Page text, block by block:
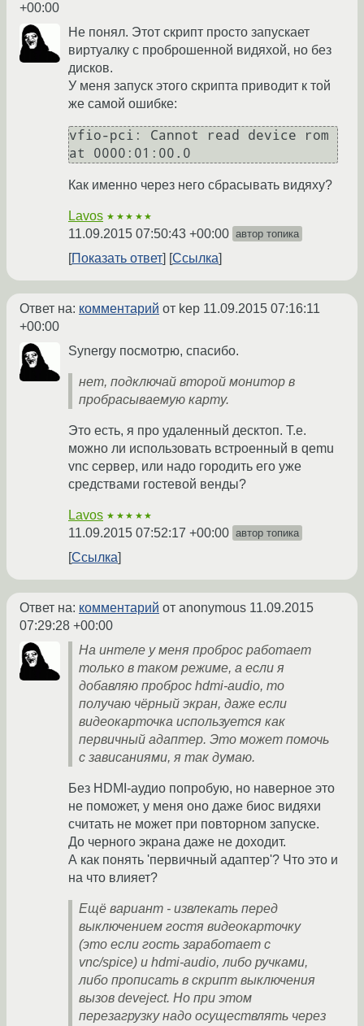
+00:00
Не понял. Этот скрипт просто запускает
виртуалку с проброшенной видяхой, но без
дисков.
У меня запуск этого скрипта приводит к той
же самой ошибке:
vfio-pci: Cannot read device rom
Как именно через него сбрасывать видяху?
Lavos ★★★★★
11.09.2015 07:50:43 +00:00 автор топика
Показать ответ Ссылка
Ответ на: комментарий от kep 11.09.2015 07:16:11
+00:00
Synergy посмотрю, спасибо.
нет, подключай второй монитор в
пробрасываемую карту.
Это есть, я про удаленный десктоп. Т.е.
можно ли использовать встроенный в qemu
vnc сервер, или надо городить его уже
средствами гостевой венды?
Lavos ★★★★★
11.09.2015 07:52:17 +00:00 автор топика
Ссылка
Ответ на: комментарий от anonymous 11.09.2015
07:29:28 +00:00
На интеле у меня проброс работает
только в таком режиме, а если я
добавляю проброс hdmi-audio, то
получаю чёрный экран, даже если
видеокарточка используется как
первичный адаптер. Это может помочь
с зависаниями, я так думаю.
Без HDMI-аудио попробую, но наверное это
не поможет, у меня оно даже биос видяхи
считать не может при повторном запуске.
До черного экрана даже не доходит.
А как понять 'первичный адаптер'? Что это и
на что влияет?
Ещё вариант - извлекать перед
выключением гостя видеокарточку
(это если гость заработает с
vnc/spice) и hdmi-audio, либо ручками,
либо прописать в скрипт выключения
вызов deveject. Но при этом
перезагрузку надо осуществлять через